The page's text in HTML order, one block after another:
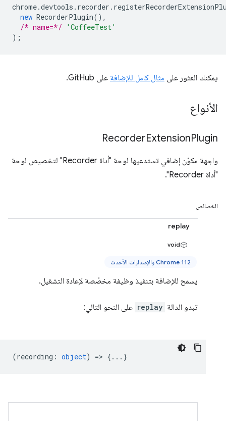
chrome.devtools . recorder .
new RecorderPlugin(),
/* name=*/
'CoffeeTest'
);
يمكنك العثور على مثال كامل للإضافة على GitHub.
الأنواع
RecorderExtensionPlugin
واجهة مكوّن إضافي تستدعيها لوحة "أداة Recorder" لتخصيص لوحة
"أداة Recorder".
الخصائص
replay
void
Chrome 112 والإصدارات الأحدث
يسمح للإضافة بتنفيذ وظيفة مخصّصة لإعادة التشغيل.
تبدو الدالة replay على النحو التالي:
(recording : object) => {...}